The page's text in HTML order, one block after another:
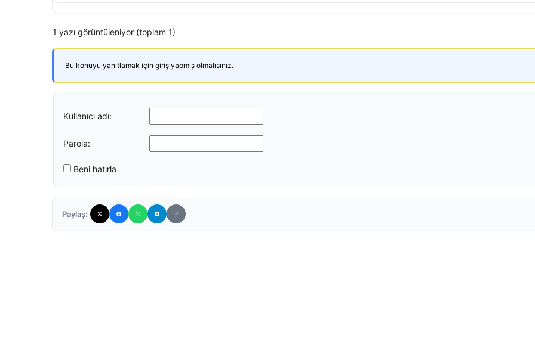
1 yazı görüntüleniyor (toplam 1)
Bu konuyu yanıtlamak için giriş yapmış olmalısınız.
Kullanıcı adı:
Parola:
Beni hatırla
Paylaş: